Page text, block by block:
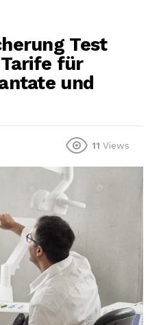
Test
für
und
11 Views